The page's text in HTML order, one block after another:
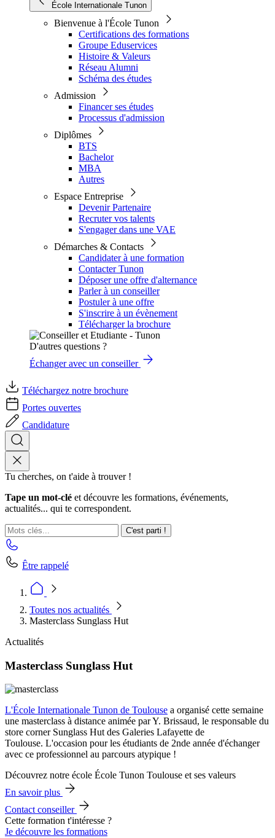
École Internationale Tunon
Bienvenue à l'École Tunon
Certifications des formations
Groupe Eduservices
Histoire & Valeurs
Réseau Alumni
Schéma des études
Admission
Financer ses études
Processus d'admission
Diplômes
BTS
Bachelor
MBA
Autres
Espace Entreprise
Devenir Partenaire
Recruter vos talents
S'engager dans une VAE
Démarches & Contacts
Candidater à une formation
Contacter Tunon
Déposer une offre d'alternance
Parler à un conseiller
Postuler à une offre
S'inscrire à un évènement
Télécharger la brochure
D'autres questions ?
Échanger avec un conseiller
Téléchargez notre brochure
Portes ouvertes
Candidature
Tu cherches, on t'aide à trouver !
Tape un mot-clé et découvre les formations, événements,
actualités... qui te correspondent.
C'est parti !
Être rappelé
Toutes nos actualités
Masterclass Sunglass Hut
Actualités
Masterclass Sunglass Hut
L'École Internationale Tunon de Toulouse a organisé cette semaine
une masterclass à distance animée par Y. Brissaud, le responsable du
store corner Sunglass Hut des Galeries Lafayette de
Toulouse. L'occasion pour les étudiants de 2nde année d'échanger
avec ce professionnel au parcours atypique !
Découvrez notre école École Tunon Toulouse et ses valeurs
En savoir plus
Contact conseiller
Cette formation t'intéresse ?
Je découvre les formations